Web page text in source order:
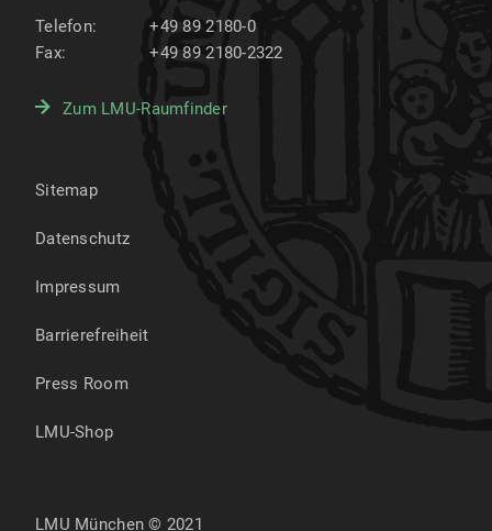
Telefon:
+49 89 2180-0
Fax:
+49 89 2180-2322
Zum LMU-Raumfinder
Sitemap
Datenschutz
Impressum
Barrierefreiheit
Press Room
LMU-Shop
LMU München © 2021